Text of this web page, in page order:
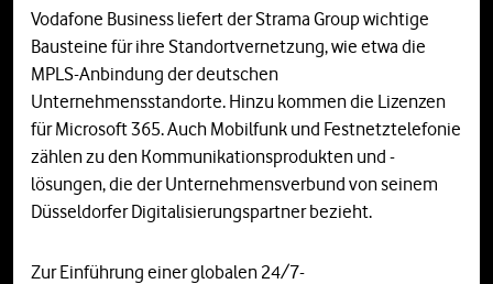
Vodafone Business liefert der Strama Group wichtige
Bausteine für ihre Standortvernetzung, wie etwa die
MPLS-Anbindung der deutschen
Unternehmensstandorte. Hinzu kommen die Lizenzen
für Microsoft 365. Auch Mobilfunk und Festnetztelefonie
zählen zu den Kommunikationsprodukten und -
lösungen, die der Unternehmensverbund von seinem
Düsseldorfer Digitalisierungspartner bezieht.
Zur Einführung einer globalen 24/7-